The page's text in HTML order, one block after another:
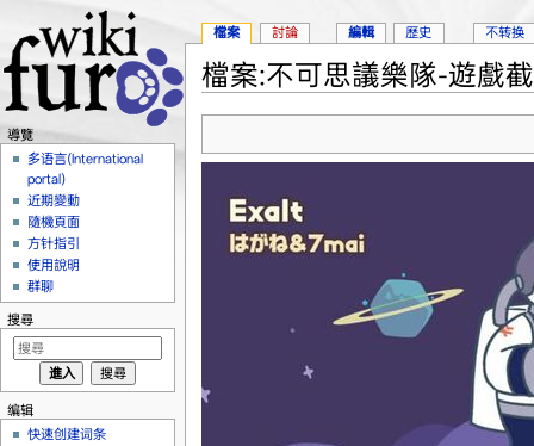
檔案:不可思議樂隊-遊戲
檔案 討論 編輯 歷史 不转换
導覽
多语言(International
portal)
近期變動
隨機頁面
方针指引
使用說明
群聊
搜尋
编辑
快速创建词条